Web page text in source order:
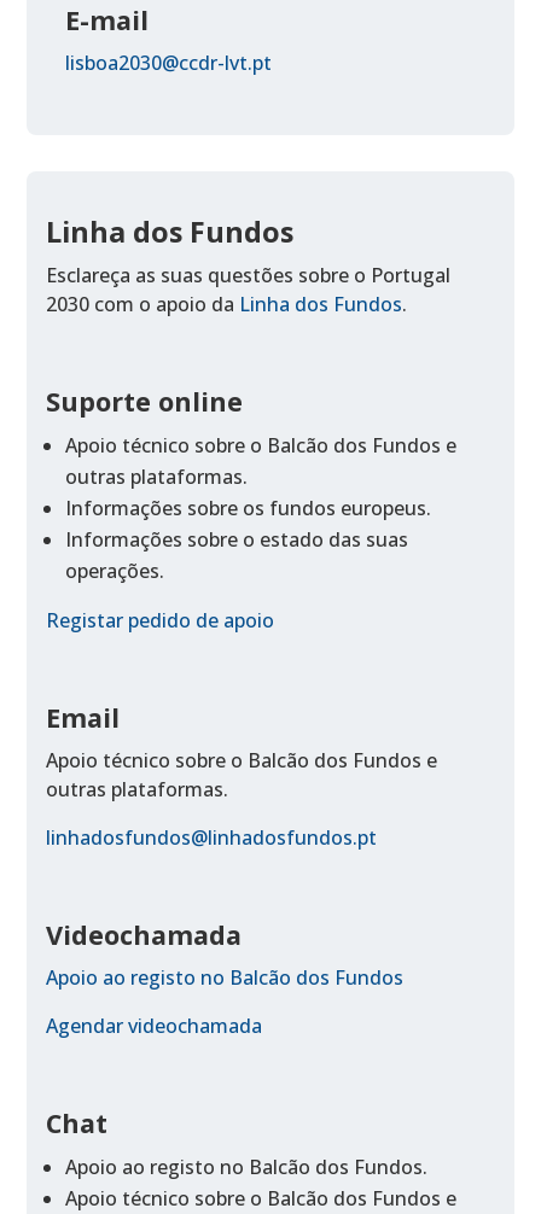
E-mail
lisboa2030@ccdr-lvt.pt
Linha dos Fundos
Esclareça as suas questões sobre o Portugal
2030 com o apoio da Linha dos Fundos.
Suporte online
Apoio técnico sobre o Balcão dos Fundos e
outras plataformas.
Informações sobre os fundos europeus.
Informações sobre o estado das suas
operações.
Registar pedido de apoio
Email
Apoio técnico sobre o Balcão dos Fundos e
outras plataformas.
linhadosfundos@linhadosfundos.pt
Videochamada
Apoio ao registo no Balcão dos Fundos
Agendar videochamada
Chat
Apoio ao registo no Balcão dos Fundos.
Apoio técnico sobre o Balcão dos Fundos e